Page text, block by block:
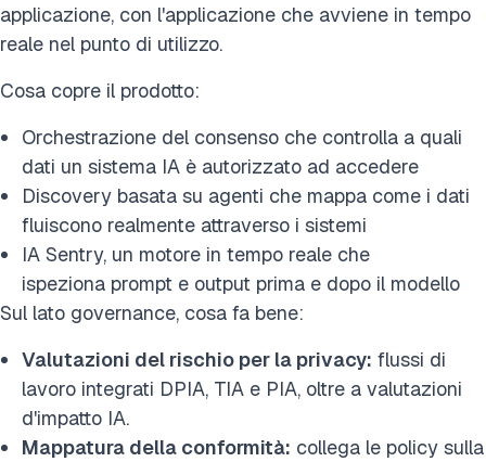
applicazione, con l'applicazione che avviene in tempo
reale nel punto di utilizzo.
Cosa copre il prodotto:
Orchestrazione del consenso che controlla a quali
dati un sistema IA è autorizzato ad accedere
Discovery basata su agenti che mappa come i dati
fluiscono realmente attraverso i sistemi
IA Sentry, un motore in tempo reale che
ispeziona prompt e output prima e dopo il modello
Sul lato governance, cosa fa bene:
Valutazioni del rischio per la privacy: flussi di
lavoro integrati DPIA, TIA e PIA, oltre a valutazioni
d'impatto IA.
Mappatura della conformità: collega le policy sulla